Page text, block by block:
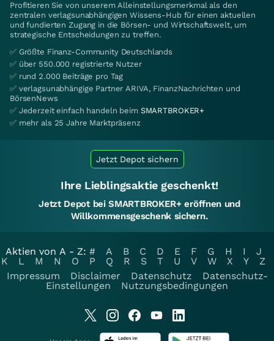
Profitieren Sie von unserem Alleinstellungsmerkmal als den
zentralen verlagsunabhängigen Wissens-Hub für einen aktuellen
und fundierten Zugang in die Börsen- und Wirtschaftswelt, um
strategische Entscheidungen zu treffen.
✅ Größte Finanz-Community Deutschlands
✅ über 550.000 registrierte Nutzer
✅ rund 2.000 Beiträge pro Tag
✅ verlagsunabhängige Partner ARIVA, FinanzNachrichten und
BörsenNews
✅ Jederzeit einfach handeln beim SMARTBROKER+
✅ mehr als 25 Jahre Marktpräsenz
Jetzt Depot sichern
Ihre Lieblingsaktie geschenkt!
Jetzt Depot bei SMARTBROKER+ eröffnen und
Willkommensgeschenk sichern.
Aktien von A - Z: # A B C D E F G H I
J
K
L M N O P Q R S T U V W X Y
Z
Impressum
Disclaimer Datenschutz
Datenschutz-
Einstellungen
Nutzungsbedingungen